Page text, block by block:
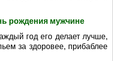
рождения мужчине
год его делает лучше,
за здоровее, прибаблее